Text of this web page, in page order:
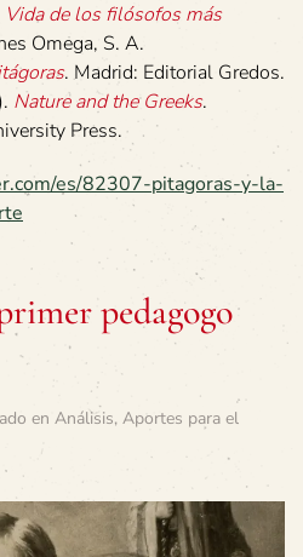
Vida de los filósofos más
Omega, S. A.
. Madrid: Editorial Gredos.
Nature and the Greeks.
Press.
es/82307-pitagoras-y-la-
pedagogo
en Análisis, Aportes para el